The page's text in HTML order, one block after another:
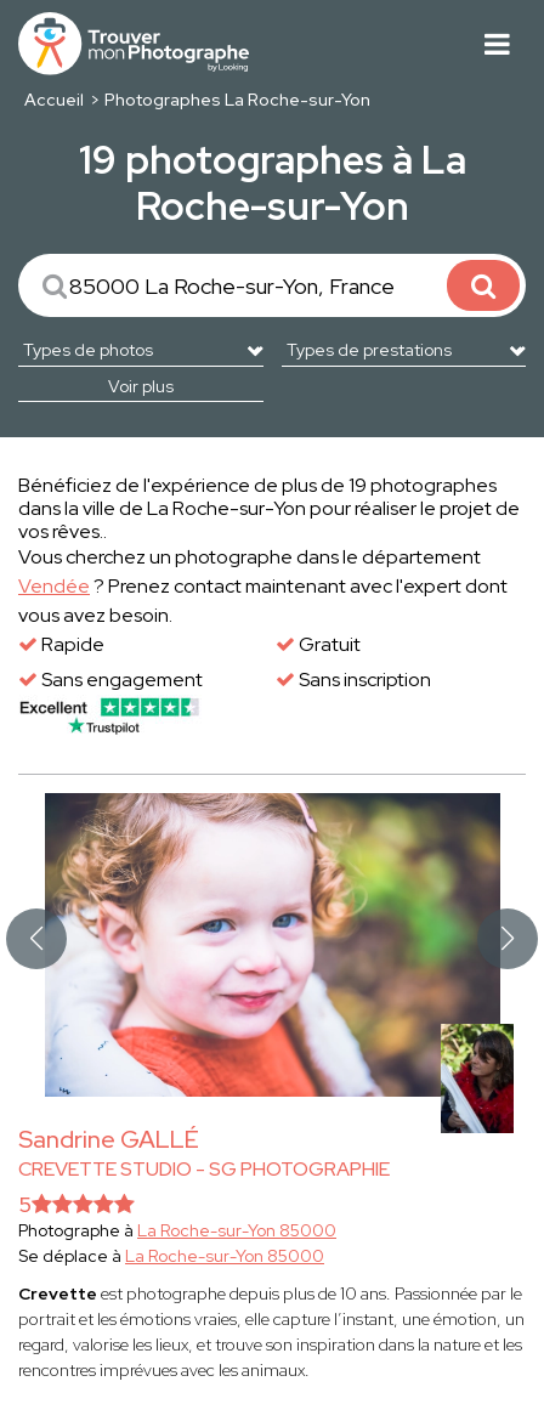
Accueil Photographes La Roche-sur-Yon
19 photographes à La
Roche-sur-Yon
Voir plus
Bénéficiez de l'expérience de plus de 19 photographes
dans la ville de La Roche-sur-Yon pour réaliser le projet de
vos rêves..
Vous cherchez un photographe dans le département
Vendée? Prenez contact maintenant avec l'expert dont
vous avez besoin.
Rapide
Gratuit
Sans engagement
Sans inscription
Sandrine GALLÉ
CREVETTE STUDIO - SG PHOTOGRAPHIE
5
Photographe à La Roche-sur-Yon 85000
Se déplace à La Roche-sur-Yon 85000
Crevette est photographe depuis plus de 10 ans. Passionnée par le
portrait et les émotions vraies, elle capture l’instant, une émotion, un
regard, valorise les lieux, et trouve son inspiration dans la nature et les
rencontres imprévues avec les animaux.